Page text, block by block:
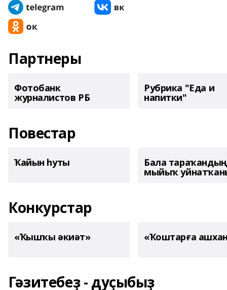
Партнеры
Фотобанк
журналистов РБ
Рубрика "Еда и
напитки"
Повестар
Ҡайын һуты Бала тараҡандың
мыйыҡ
Конкурстар
«Ҡышҡы әкиәт» «Ҡоштарға
Гәзитебеҙ - дуҫыбыҙ